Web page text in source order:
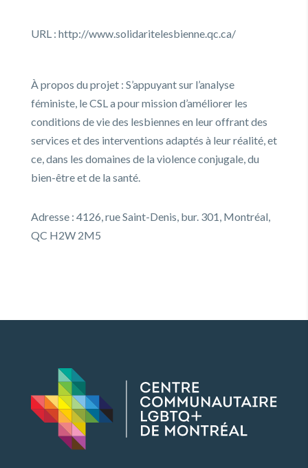
URL : http://www.solidaritelesbienne.qc.ca/
À propos du projet : S’appuyant sur l’analyse
féministe, le CSL a pour mission d’améliorer les
conditions de vie des lesbiennes en leur offrant des
services et des interventions adaptés à leur réalité, et
ce, dans les domaines de la violence conjugale, du
bien-être et de la santé.
Adresse : 4126, rue Saint-Denis, bur. 301, Montréal,
QC H2W 2M5